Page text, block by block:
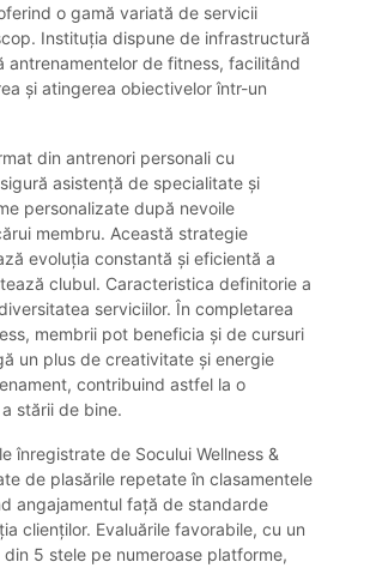
o gamă variată de servicii
Instituția dispune de infrastructură
antrenamentelor de fitness, facilitând
și atingerea obiectivelor într-un
din antrenori personali cu
asistență de specialitate și
personalizate după nevoile
membru. Această strategie
evoluția constantă și eficientă a
clubul. Caracteristica definitorie a
serviciilor. În completarea
membrii pot beneficia și de cursuri
un plus de creativitate și energie
contribuind astfel la o
stării de bine.
înregistrate de Socului Wellness &
de plasările repetate în clasamentele
angajamentul față de standarde
clienților. Evaluările favorabile, cu un
5 stele pe numeroase platforme,